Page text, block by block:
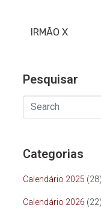
IRMÃO X
Pesquisar
Categorias
Calendário 2025 (28)
Calendário 2026 (22)